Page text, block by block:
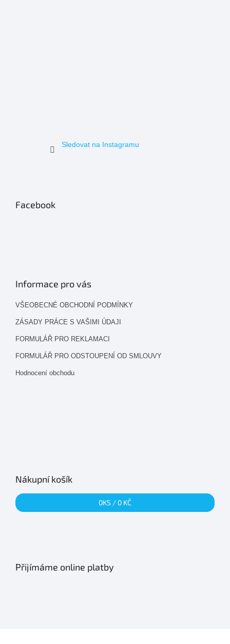
Sledovat na Instagramu
Facebook
Informace pro vás
VŠEOBECNÉ OBCHODNÍ PODMÍNKY
ZÁSADY PRÁCE S VAŠIMI ÚDAJI
FORMULÁŘ PRO REKLAMACI
FORMULÁŘ PRO ODSTOUPENÍ OD SMLOUVY
Hodnocení obchodu
Nákupní košík
0KS / 0 KČ
Přijímáme online platby